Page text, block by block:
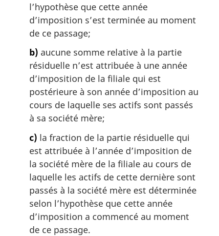
l’hypothèse que cette année
d’imposition s’est terminée au moment
de ce passage;
b) aucune somme relative à la partie
résiduelle n’est attribuée à une année
d’imposition de la filiale qui est
postérieure à son année d’imposition au
cours de laquelle ses actifs sont passés
à sa société mère;
c) la fraction de la partie résiduelle qui
est attribuée à l’année d’imposition de
la société mère de la filiale au cours de
laquelle les actifs de cette dernière sont
passés à la société mère est déterminée
selon l’hypothèse que cette année
d’imposition a commencé au moment
de ce passage.